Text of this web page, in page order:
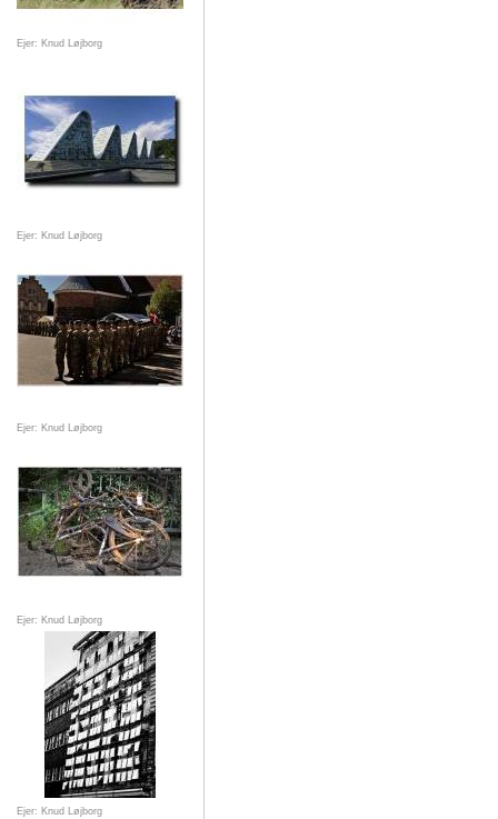
Ejer: Knud Løjborg
Ejer: Knud Løjborg
Ejer: Knud Løjborg
Ejer: Knud Løjborg
Ejer: Knud Løjborg